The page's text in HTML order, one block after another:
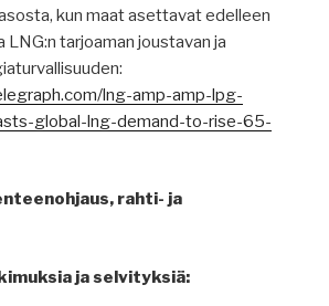
kun maat asettavat edelleen
LNG:n tarjoaman joustavan ja
lng-amp-amp-lpg-
global-lng-demand-to-rise-65-
rahti- ja
ja selvityksiä: